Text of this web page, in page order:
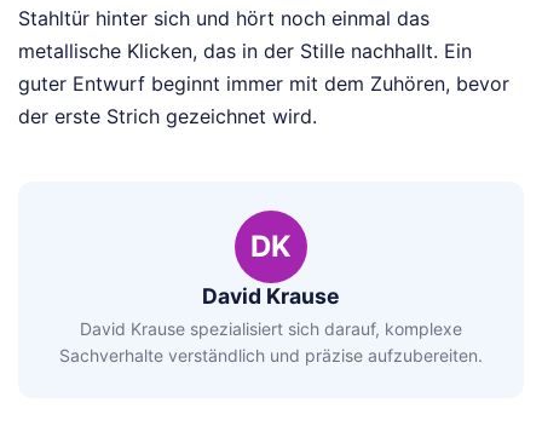
Stahltür hinter sich und hört noch einmal das
metallische Klicken, das in der Stille nachhallt. Ein
guter Entwurf beginnt immer mit dem Zuhören, bevor
der erste Strich gezeichnet wird.
DK
David Krause
David Krause spezialisiert sich darauf, komplexe
Sachverhalte verständlich und präzise aufzubereiten.